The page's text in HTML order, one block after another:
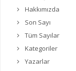
Hakkımızda
Son Sayı
Tüm Sayılar
Kategoriler
Yazarlar